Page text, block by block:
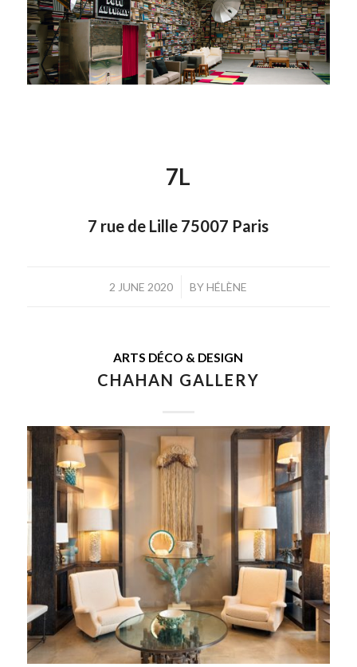
7L
7 rue de Lille 75007 Paris
2 JUNE 2020
/ BYHÉLÈNE
ARTS DÉCO & DESIGN
CHAHAN GALLERY